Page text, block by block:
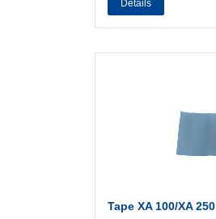
Détails
Tape XA 100/XA 250